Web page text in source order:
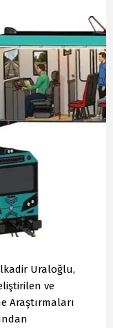
Uraloğlu,
ve
Araştırmaları